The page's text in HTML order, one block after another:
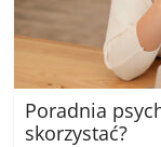
Poradnia
skorzystać?